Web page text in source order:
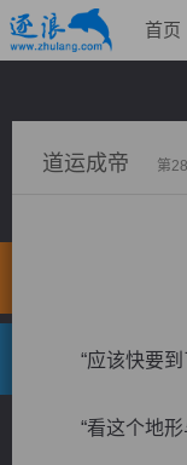
首页
道运成帝 第
“应该快要到
“看这个地形